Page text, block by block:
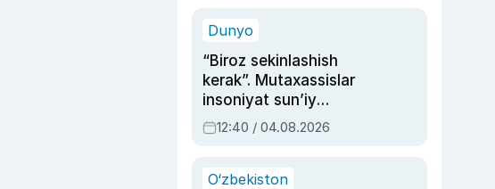
Dunyo
“Biroz sekinlashish
kerak”. Mutaxassislar
insoniyat sun’iy
intellektni boshqara
olmay qolishidan xavotir
12:40 / 04.08.2026
O‘zbekiston